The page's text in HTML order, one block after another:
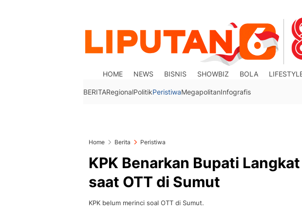
HOME NEWS BISNIS SHOWBIZ BOLA
BERITARegionalPolitikPeristiwaMegapolitanInfografis
Home Berita Peristiwa
KPK Benarkan Bupati
saat OTT di Sumut
KPK belum merinci soal OTT di Sumut.